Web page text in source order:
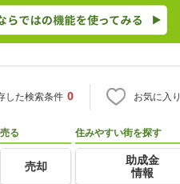
した検索条件 0 お気に入り
売る
売却
住みやすい街を探す
助成金
情報